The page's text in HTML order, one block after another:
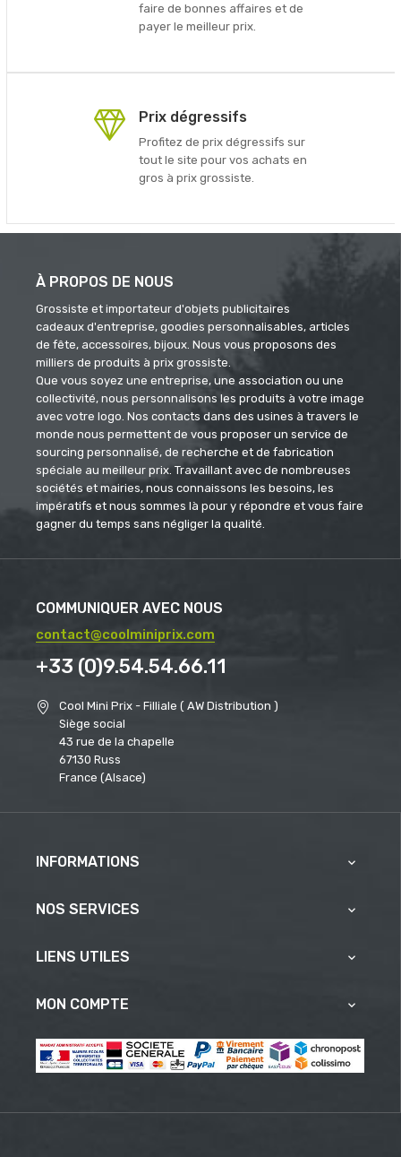
faire de bonnes affaires et de
payer le meilleur prix.
Prix dégressifs
Profitez de prix dégressifs sur
tout le site pour vos achats en
gros à prix grossiste.
À PROPOS DE NOUS
Grossiste et importateur d'objets publicitaires
cadeaux d'entreprise, goodies personnalisables, articles
de fête, accessoires, bijoux. Nous vous proposons des
milliers de produits à prix grossiste.
Que vous soyez une entreprise, une association ou une
collectivité, nous personnalisons les produits à votre image
avec votre logo. Nos contacts dans des usines à travers le
monde nous permettent de vous proposer un service de
sourcing personnalisé, de recherche et de fabrication
spéciale au meilleur prix. Travaillant avec de nombreuses
sociétés et mairies, nous connaissons les besoins, les
impératifs et nous sommes là pour y répondre et vous faire
gagner du temps sans négliger la qualité.
COMMUNIQUER AVEC NOUS
contact@coolminiprix.com
+33 (0)9.54.54.66.11
Cool Mini Prix - Filliale ( AW Distribution )
Siège social
43 rue de la chapelle
67130 Russ
France (Alsace)
INFORMATIONS 
NOS SERVICES 
LIENS UTILES 
MON COMPTE 